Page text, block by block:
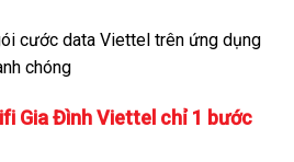
Gia Đình Viettel chỉ 1 bước